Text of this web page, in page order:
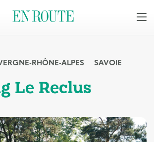
RHÔNE-ALPES SAVOIE
Le Reclus